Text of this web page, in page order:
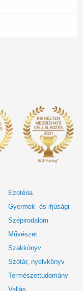
Ezotéria
Gyermek- és ifjúsági
Szépirodalom
Művészet
Szakkönyv
Szótár, nyelvkönyv
Természettudomány
Vallás